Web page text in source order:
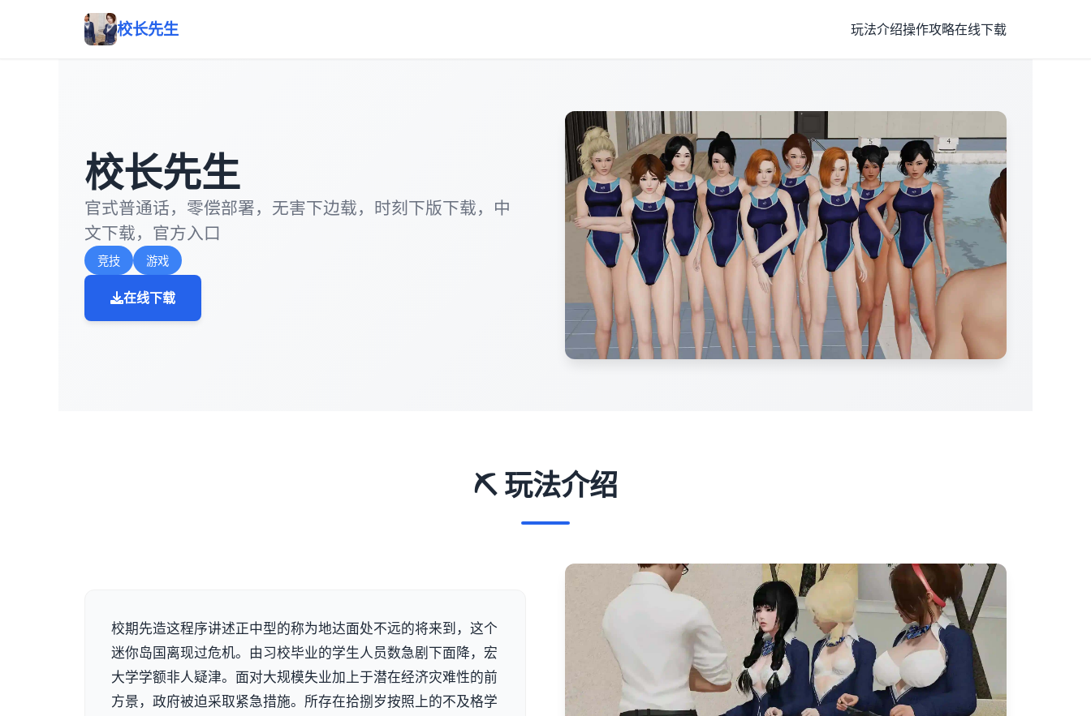
校长先生 玩法介绍操作攻略在线下载
校长先生
官式普通话，零偿部署，无害下边载，时刻下版下载，中
文下载，官方入口
竞技 游戏
在线下载
⛏️ 玩法介绍
校期先造这程序讲述正中型的称为地达面处不远的将来到，这个
迷你岛国离现过危机。由习校毕业的学生人员数急剧下面降，宏
大学学额非人疑津。面对大规模失业加上于潜在经济灾难性的前
方景，政府被迫采取紧急措施。所存在拾捌岁按照上的不及格学